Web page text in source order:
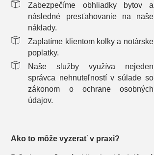
Zabezpečíme obhliadky bytov a
následné presťahovanie na naše
náklady.
Zaplatíme klientom kolky a notárske
poplatky.
Naše služby využíva nejeden
správca nehnuteľností v súlade so
zákonom o ochrane osobných
údajov.
Ako to môže vyzerať v praxi?